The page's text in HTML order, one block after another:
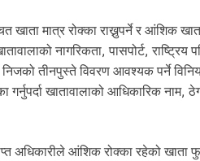
मात्र रोक्का राख्नुपर्ने र आंशिक
नागरिकता, पासपोर्ट,
तीनपुस्ते विवरण आवश्यक पर्ने
खातावालाको आधिकारिक नाम,
अधिकारीले आंशिक रोक्का रहेको खाता